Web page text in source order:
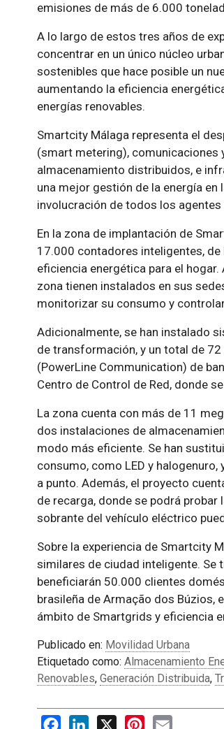
emisiones de más de 6.000
A lo largo de estos tres años de
concentrar en un único núcleo
sostenibles que hace posible un
aumentando la eficiencia
energías renovables.
Smartcity Málaga representa el
(smart metering), comunicaciones
almacenamiento distribuidos, e
una mejor gestión de la energía en
involucración de todos los
En la zona de implantación de
17.000 contadores inteligentes,
eficiencia energética para el
zona tienen instalados en sus
monitorizar su consumo y
Adicionalmente, se han instalado
de transformación, y un total de
(PowerLine Communication) de
Centro de Control de Red, donde
La zona cuenta con más de 11
dos instalaciones de
modo más eficiente. Se han
consumo, como LED y
a punto. Además, el proyecto
de recarga, donde se podrá
sobrante del vehículo eléctrico
Sobre la experiencia de Smartcity
similares de ciudad inteligente. Se
beneficiarán 50.000 clientes
brasileña de Armação dos Búzios,
ámbito de Smartgrids y eficiencia
Publicado en: Movilidad Urbana
Etiquetado como: Almacenamiento
Renovables, Generación Distribuida,
FacebookLinkedIn
X PinterestEmail